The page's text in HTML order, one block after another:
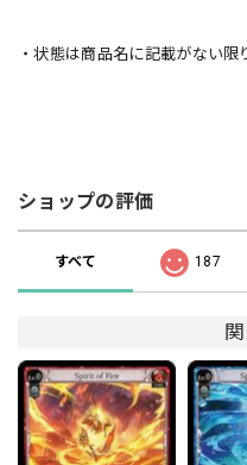
・状態は商品名に記載がない限
ショップの評価
すべて 187